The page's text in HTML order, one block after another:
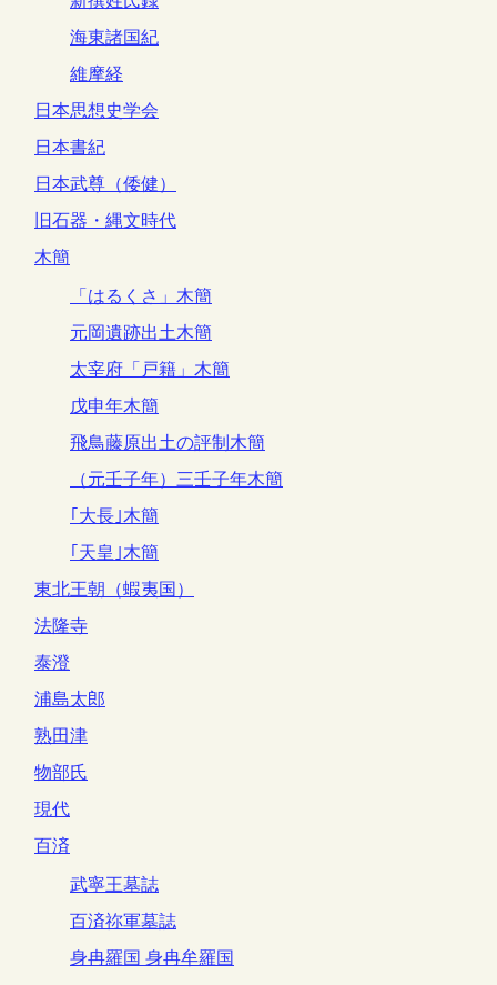
海東諸国紀
維摩経
日本思想史学会
日本書紀
日本武尊（倭健）
旧石器・縄文時代
木簡
「はるくさ」木簡
元岡遺跡出土木簡
太宰府「戸籍」木簡
戊申年木簡
飛鳥藤原出土の評制木簡
（元壬子年）三壬子年木簡
｢大長｣木簡
｢天皇｣木簡
東北王朝（蝦夷国）
法隆寺
泰澄
浦島太郎
熟田津
物部氏
現代
百済
武寧王墓誌
百済祢軍墓誌
身冉羅国 身冉牟羅国